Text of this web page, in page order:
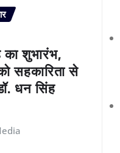
का शुभारंभ,
सहकारिता से
धन सिंह